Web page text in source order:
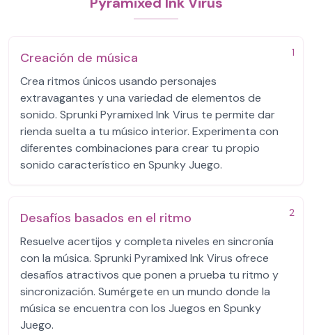
1
Creación de música
Crea ritmos únicos usando personajes
extravagantes y una variedad de elementos de
sonido. Sprunki Pyramixed Ink Virus te permite dar
rienda suelta a tu músico interior. Experimenta con
diferentes combinaciones para crear tu propio
sonido característico en Spunky Juego.
2
Desafíos basados en el ritmo
Resuelve acertijos y completa niveles en sincronía
con la música. Sprunki Pyramixed Ink Virus ofrece
desafíos atractivos que ponen a prueba tu ritmo y
sincronización. Sumérgete en un mundo donde la
música se encuentra con los Juegos en Spunky
Juego.